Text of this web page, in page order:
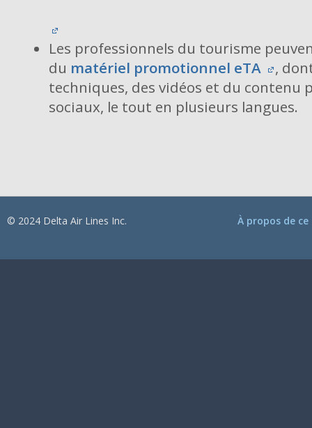
Les professionnels du tourisme
du matériel promotionnel eTA
,
techniques, des vidéos et du contenu
sociaux, le tout en plusieurs langues.
© 2024 Delta Air Lines Inc. À propos de